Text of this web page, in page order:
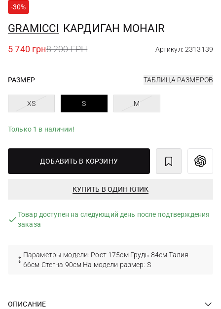
-30%
GRAMICCI КАРДИГАН MOHAIR
5 740 грн8 200 ГРН Артикул: 2313139
РАЗМЕР ТАБЛИЦА РАЗМЕРОВ
XS S M
Только 1 в наличии!
ДОБАВИТЬ В КОРЗИНУ
КУПИТЬ В ОДИН КЛИК
Товар доступен на следующий день после подтверждения
заказа
Параметры модели: Рост 175см Грудь 84см Талия
66см Стегна 90см На модели размер: S
ОПИСАНИЕ